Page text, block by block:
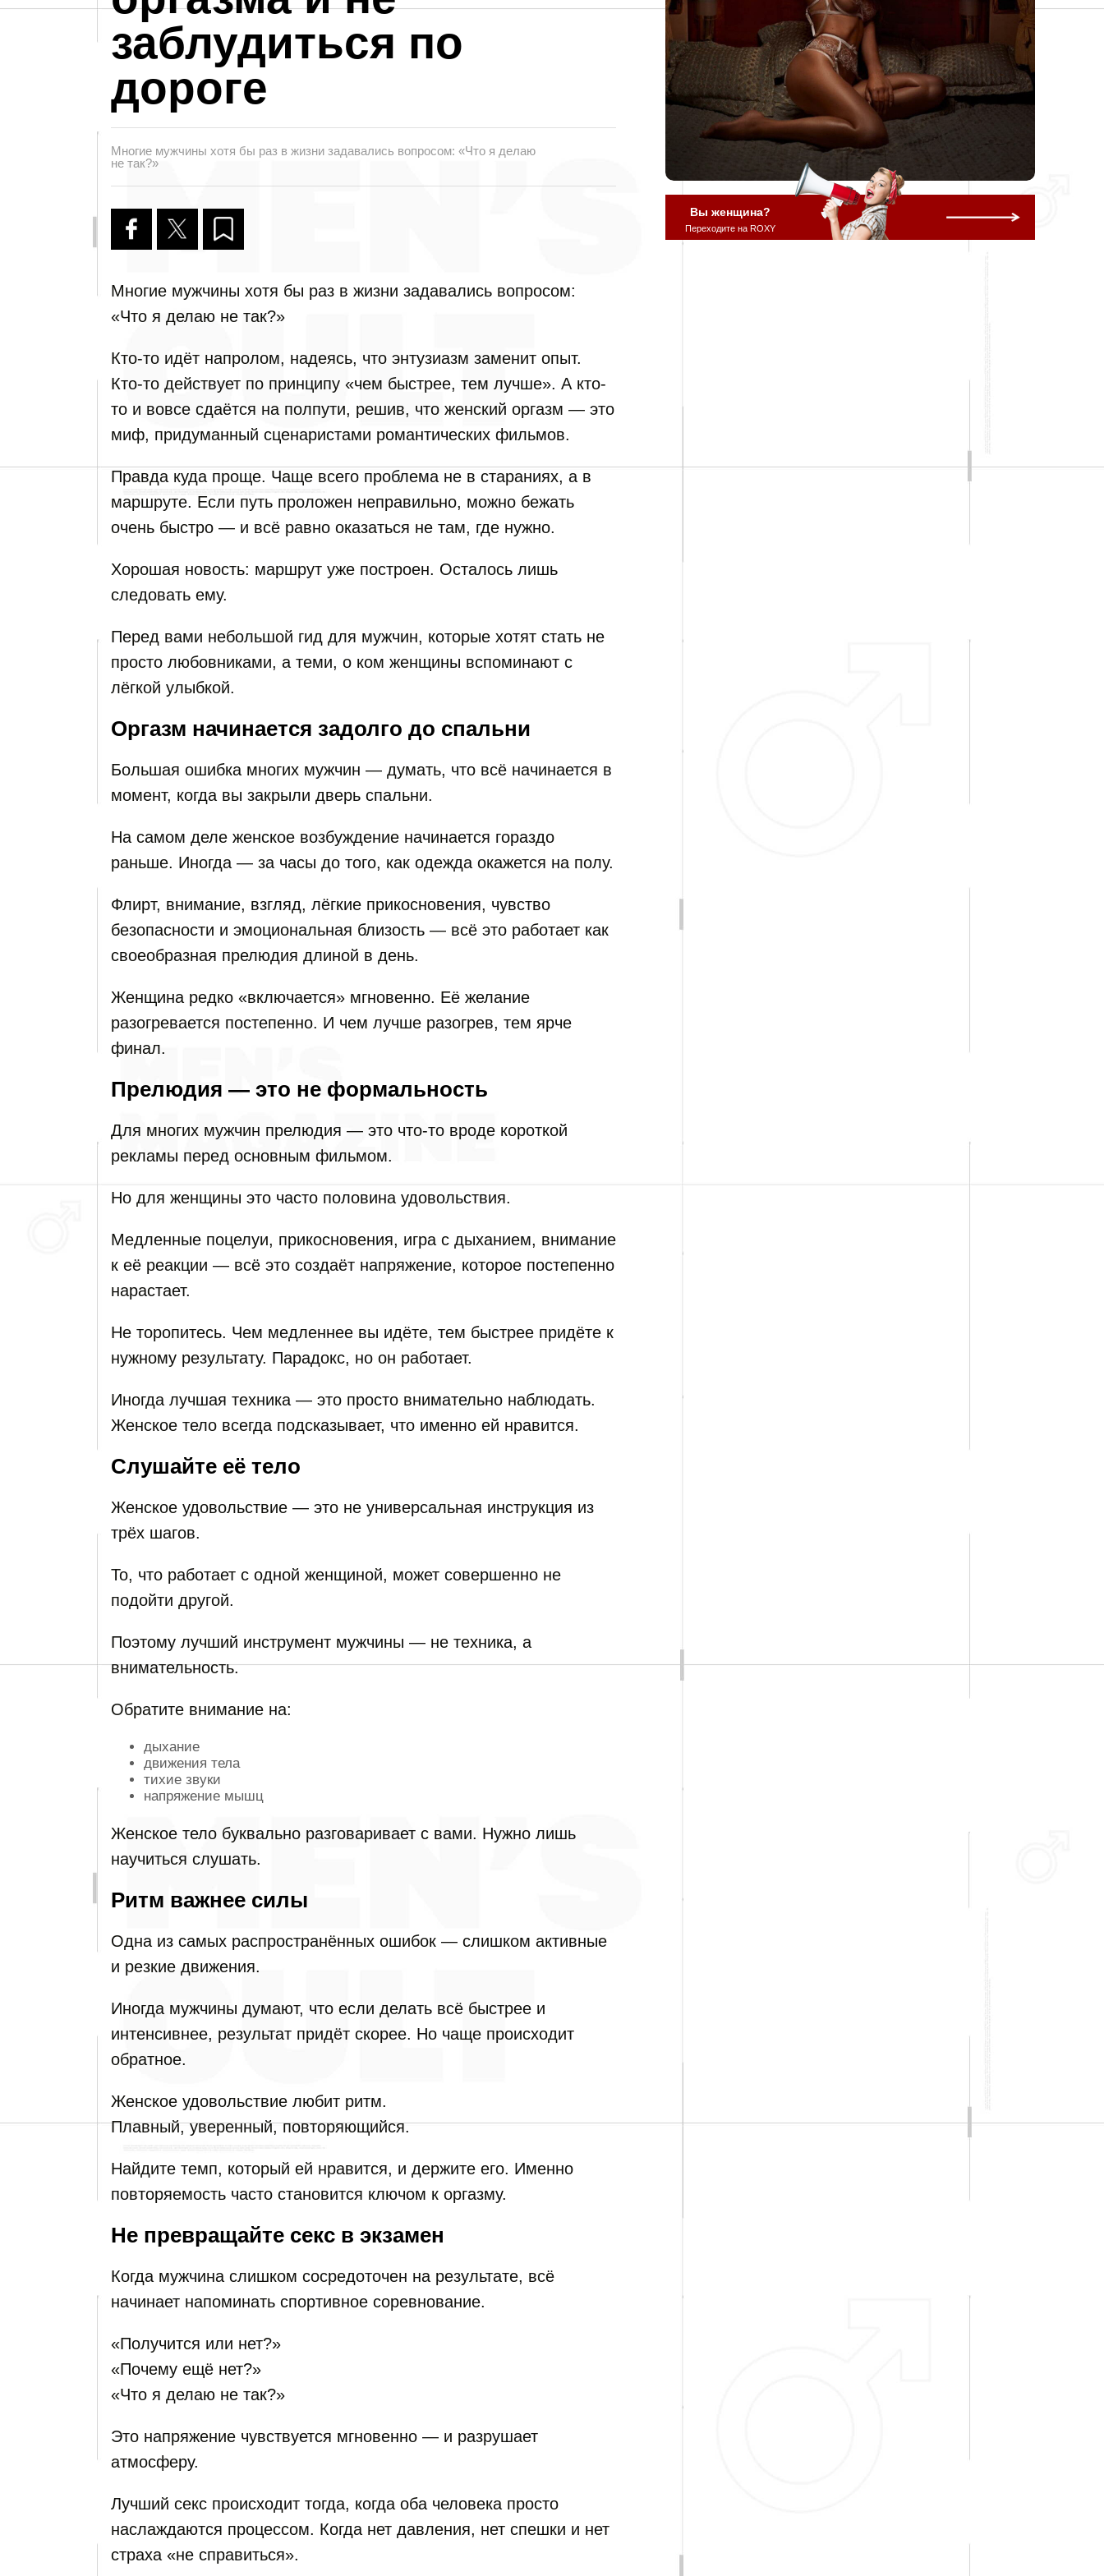
заблудиться по
дороге
Многие мужчины хотя бы раз в жизни задавались вопросом: «Что я делаю
не так?»
Многие мужчины хотя бы раз в жизни задавались вопросом:
«Что я делаю не так?»
Кто-то идёт напролом, надеясь, что энтузиазм заменит опыт.
Кто-то действует по принципу «чем быстрее, тем лучше». А кто-
то и вовсе сдаётся на полпути, решив, что женский оргазм — это
миф, придуманный сценаристами романтических фильмов.
Правда куда проще. Чаще всего проблема не в стараниях, а в
маршруте. Если путь проложен неправильно, можно бежать
очень быстро — и всё равно оказаться не там, где нужно.
Хорошая новость: маршрут уже построен. Осталось лишь
следовать ему.
Перед вами небольшой гид для мужчин, которые хотят стать не
просто любовниками, а теми, о ком женщины вспоминают с
лёгкой улыбкой.
Оргазм начинается задолго до спальни
Большая ошибка многих мужчин — думать, что всё начинается в
момент, когда вы закрыли дверь спальни.
На самом деле женское возбуждение начинается гораздо
раньше. Иногда — за часы до того, как одежда окажется на полу.
Флирт, внимание, взгляд, лёгкие прикосновения, чувство
безопасности и эмоциональная близость — всё это работает как
своеобразная прелюдия длиной в день.
Женщина редко «включается» мгновенно. Её желание
разогревается постепенно. И чем лучше разогрев, тем ярче
финал.
Прелюдия — это не формальность
Для многих мужчин прелюдия — это что-то вроде короткой
рекламы перед основным фильмом.
Но для женщины это часто половина удовольствия.
Медленные поцелуи, прикосновения, игра с дыханием, внимание
к её реакции — всё это создаёт напряжение, которое постепенно
нарастает.
Не торопитесь. Чем медленнее вы идёте, тем быстрее придёте к
нужному результату. Парадокс, но он работает.
Иногда лучшая техника — это просто внимательно наблюдать.
Женское тело всегда подсказывает, что именно ей нравится.
Слушайте её тело
Женское удовольствие — это не универсальная инструкция из
трёх шагов.
То, что работает с одной женщиной, может совершенно не
подойти другой.
Поэтому лучший инструмент мужчины — не техника, а
внимательность.
Обратите внимание на:
дыхание
движения тела
тихие звуки
напряжение мышц
Женское тело буквально разговаривает с вами. Нужно лишь
научиться слушать.
Ритм важнее силы
Одна из самых распространённых ошибок — слишком активные
и резкие движения.
Иногда мужчины думают, что если делать всё быстрее и
интенсивнее, результат придёт скорее. Но чаще происходит
обратное.
Женское удовольствие любит ритм.
Плавный, уверенный, повторяющийся.
Найдите темп, который ей нравится, и держите его. Именно
повторяемость часто становится ключом к оргазму.
Не превращайте секс в экзамен
Когда мужчина слишком сосредоточен на результате, всё
начинает напоминать спортивное соревнование.
«Получится или нет?»
«Почему ещё нет?»
«Что я делаю не так?»
Это напряжение чувствуется мгновенно — и разрушает
атмосферу.
Лучший секс происходит тогда, когда оба человека просто
наслаждаются процессом. Когда нет давления, нет спешки и нет
страха «не справиться».
Вы женщина?
Переходите на ROXY